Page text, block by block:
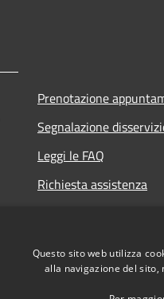
Prenotazione
Segnalazione
Leggi le FAQ
Richiesta assistenza
Questo sito web utilizza
alla navigazione del